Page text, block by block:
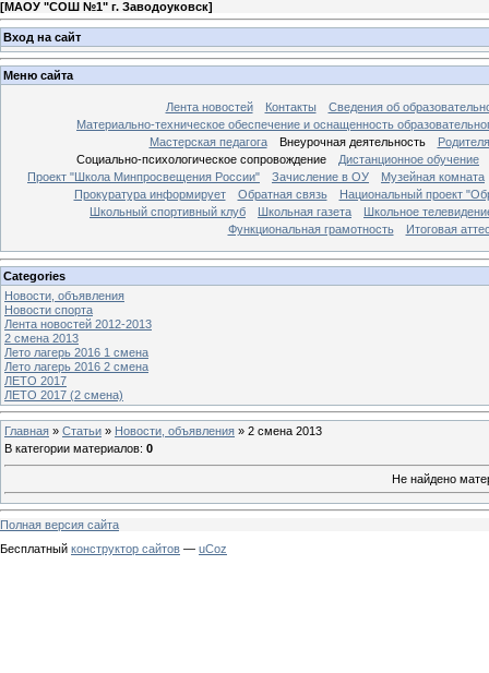
[МАОУ "СОШ №1" г. Заводоуковск]
Вход на сайт
Меню сайта
Лента новостей Контакты
Сведения об
Материально-техническое обеспечение и оснащенность
Мастерская педагога
Внеурочная деятельность
Социально-психологическое сопровождение
Дистанционное обучение
Проект "Школа Минпросвещения России"
Зачисление в ОУ
Музейная комната
Прокуратура информирует
Обратная связь
Национальный проект
Школьный спортивный клуб
Школьная газета
Школьное
Функциональная грамотность
Итоговая
Categories
Новости, объявления
Новости спорта
Лента новостей 2012-2013
2 смена 2013
Лето лагерь 2016 1 смена
Лето лагерь 2016 2 смена
ЛЕТО 2017
ЛЕТО 2017 (2 смена)
Главная » Статьи » Новости, объявления » 2 смена 2013
В категории материалов: 0
Не найдено
Полная версия сайта
Бесплатный конструктор сайтов — uCoz